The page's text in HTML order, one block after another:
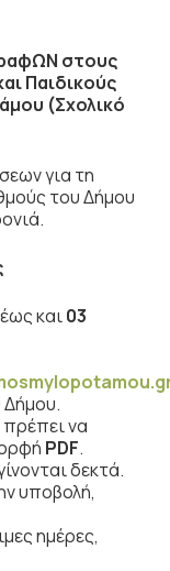
στους
Παιδικούς
(Σχολικό
για τη
του Δήμου
έως και03
να
PDF.
δεκτά.
υποβολή,
ημέρες,